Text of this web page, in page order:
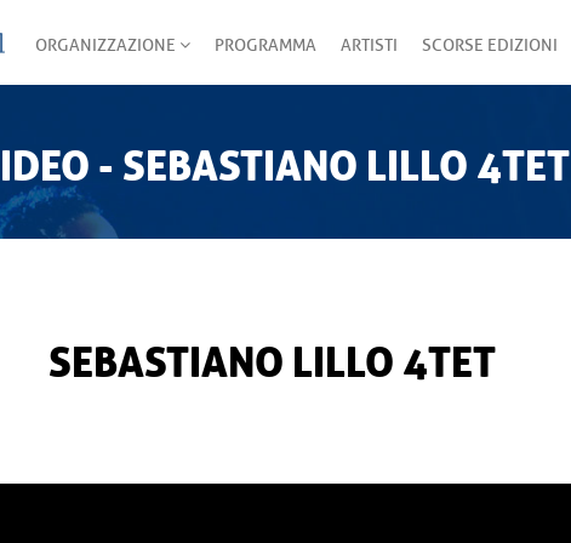
ORGANIZZAZIONE PROGRAMMA ARTISTI SCORSE EDIZIONI
- SEBASTIANO LILLO 4TET
SEBASTIANO LILLO 4TET